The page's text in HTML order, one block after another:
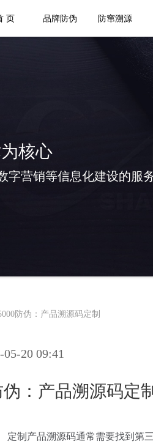
页
品牌防伪 防窜溯源
核心
字营销等信息化建设的服
防伪：产品溯源码定制
20 09:41
：产品溯源码定制
定制产品溯源码通常需要找到第